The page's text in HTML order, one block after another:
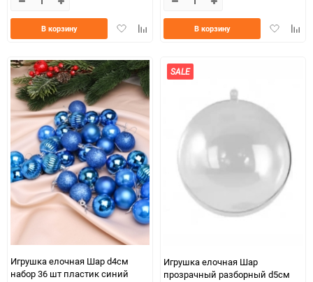
ДобавитьДобавить
В корзину
Добавить
В корзину
Игрушка елочная Шар d4см
набор 36 шт пластик синий
SALE
Игрушка елочная Шар
прозрачный разборный d5см